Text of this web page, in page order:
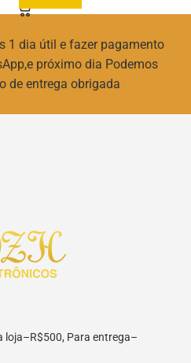
1 dia útil e fazer pagamento
próximo dia Podemos
de entrega obrigada
loja–R$500, Para entrega–